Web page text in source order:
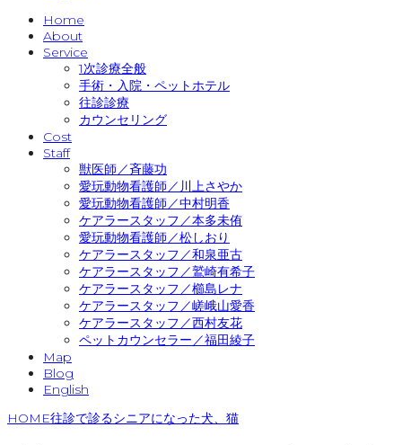
Home
About
Service
1次診療全般
手術・入院・ペットホテル
往診診療
カウンセリング
Cost
Staff
獣医師／斉藤功
愛玩動物看護師／川上さやか
愛玩動物看護師／中村明香
ケアラースタッフ／本多未侑
愛玩動物看護師／松しおり
ケアラースタッフ／和泉亜古
ケアラースタッフ／鷲崎有希子
ケアラースタッフ／櫛島レナ
ケアラースタッフ／嵯峨山愛香
ケアラースタッフ／西村友花
ペットカウンセラー／福田綾子
Map
Blog
English
HOME往診で診るシニアになった犬、猫